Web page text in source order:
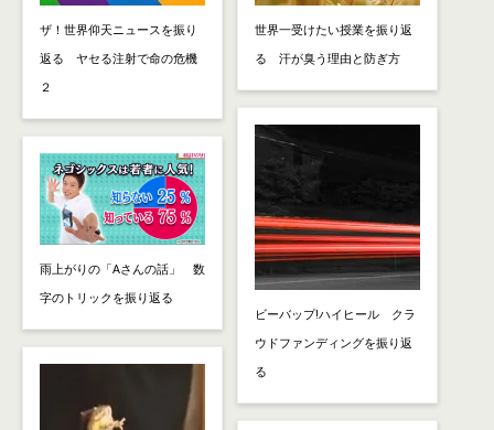
ザ！世界仰天ニュースを振り
返る ヤセる注射で命の危機
２
雨上がりの「Aさんの話」 数
字のトリックを振り返る
世界一受けたい授業を振り返
る 汗が臭う理由と防ぎ方
ビーバップ!ハイヒール クラ
ウドファンディングを振り返
る